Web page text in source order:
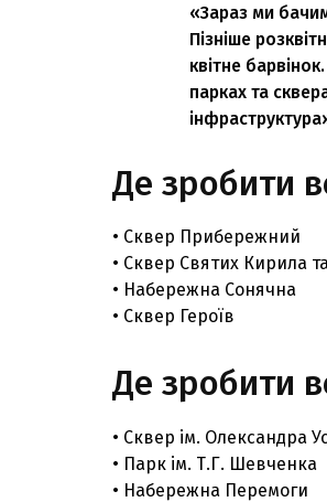
«Зараз ми
Пізніше
квітне
парках та
Де зробити
• Сквер Прибережний
• Сквер Святих Кирила
• Набережна Сонячна
• Сквер Героїв
Де зробити
• Сквер ім. Олександра
• Парк ім. Т.Г. Шевченка
• Набережна Перемоги